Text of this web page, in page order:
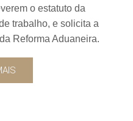
o estatuto da
trabalho, e solicita a
Reforma Aduaneira.